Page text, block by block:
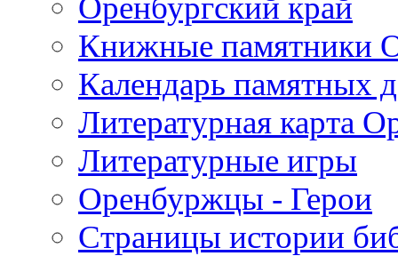
Оренбургский край
Книжные памятники
Календарь памятных
Литературная карта
Литературные игры
Оренбуржцы - Герои
Страницы истории